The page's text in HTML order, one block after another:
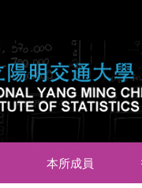
本所成員